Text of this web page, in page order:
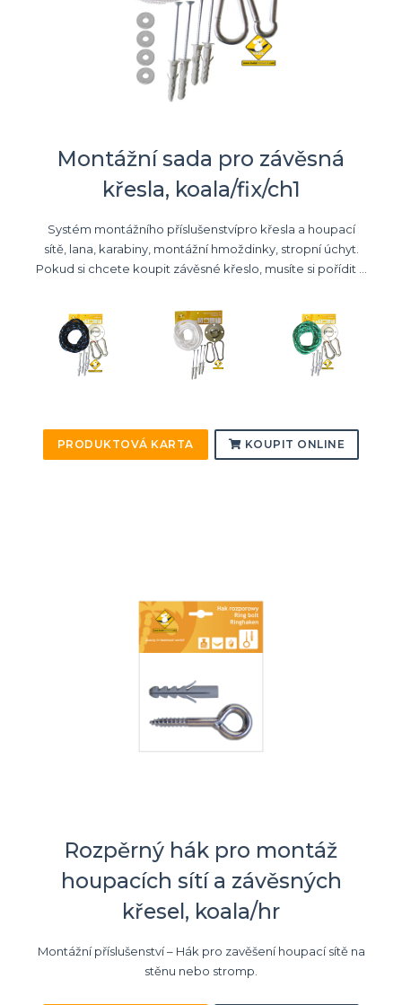
Montážní sada pro závěsná
křesla, koala/fix/ch1
Systém montážního příslušenstvípro křesla a houpací
sítě, lana, karabiny, montážní hmoždinky, stropní úchyt.
Pokud si chcete koupit závěsné křeslo, musíte si pořídit ...
PRODUKTOVÁ KARTA KOUPIT ONLINE
Rozpěrný hák pro montáž
houpacích sítí a závěsných
křesel, koala/hr
Montážní příslušenství – Hák pro zavěšení houpací sítě na
stěnu nebo stromp.